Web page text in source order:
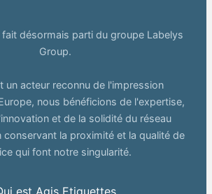
désormais parti du groupe Labelys
Group.
un acteur reconnu de l'impression
nous bénéficions de l'expertise,
et de la solidité du réseau
conservant la proximité et la qualité de
qui font notre singularité.